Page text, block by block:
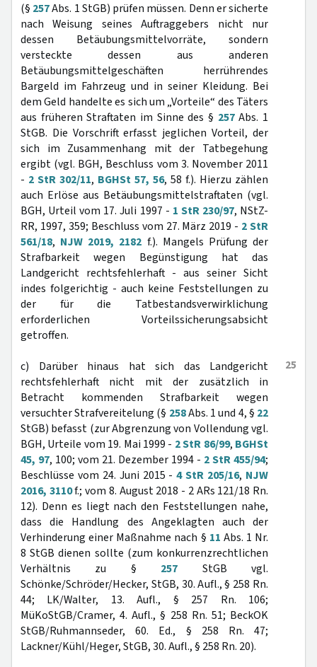
(§ 257Abs. 1 StGB) prüfen müssen. Denn er sicherte
nach Weisung seines Auftraggebers nicht nur
dessen Betäubungsmittelvorräte, sondern
versteckte dessen aus anderen
Betäubungsmittelgeschäften herrührendes
Bargeld im Fahrzeug und in seiner Kleidung. Bei
dem Geld handelte es sich um „Vorteile“ des Täters
aus früheren Straftaten im Sinne des § 257Abs. 1
StGB. Die Vorschrift erfasst jeglichen Vorteil, der
sich im Zusammenhang mit der Tatbegehung
ergibt (vgl. BGH, Beschluss vom 3. November 2011
- 2 StR 302/11, BGHSt 57, 56, 58 f.). Hierzu zählen
auch Erlöse aus Betäubungsmittelstraftaten (vgl.
BGH, Urteil vom 17. Juli 1997 - 1 StR 230/97, NStZ-
RR, 1997, 359; Beschluss vom 27. März 2019 - 2 StR
561/18, NJW 2019, 2182 f.). Mangels Prüfung der
Strafbarkeit wegen Begünstigung hat das
Landgericht rechtsfehlerhaft - aus seiner Sicht
indes folgerichtig - auch keine Feststellungen zu
der für die Tatbestandsverwirklichung
erforderlichen Vorteilssicherungsabsicht
getroffen.
25
c) Darüber hinaus hat sich das Landgericht
rechtsfehlerhaft nicht mit der zusätzlich in
Betracht kommenden Strafbarkeit wegen
versuchter Strafvereitelung (§ 258Abs. 1 und 4, § 22
StGB) befasst (zur Abgrenzung von Vollendung vgl.
BGH, Urteile vom 19. Mai 1999 - 2 StR 86/99, BGHSt
45, 97, 100; vom 21. Dezember 1994 - 2 StR 455/94;
Beschlüsse vom 24. Juni 2015 -4 StR 205/16, NJW
2016, 3110f.; vom 8. August 2018 - 2 ARs 121/18 Rn.
12). Denn es liegt nach den Feststellungen nahe,
dass die Handlung des Angeklagten auch der
Verhinderung einer Maßnahme nach § 11 Abs. 1 Nr.
8 StGB dienen sollte (zum konkurrenzrechtlichen
Verhältnis zu § 257 StGB vgl.
Schönke/Schröder/Hecker, StGB, 30. Aufl., § 258 Rn.
44; LK/Walter, 13. Aufl., § 257 Rn. 106;
MüKoStGB/Cramer, 4. Aufl., § 258 Rn. 51; BeckOK
StGB/Ruhmannseder, 60. Ed., § 258 Rn. 47;
Lackner/Kühl/Heger, StGB, 30. Aufl., § 258 Rn. 20).